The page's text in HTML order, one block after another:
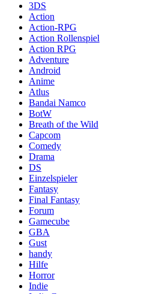
3DS
Action
Action-RPG
Action Rollenspiel
Action RPG
Adventure
Android
Anime
Atlus
Bandai Namco
BotW
Breath of the Wild
Capcom
Comedy
Drama
DS
Einzelspieler
Fantasy
Final Fantasy
Forum
Gamecube
GBA
Gust
handy
Hilfe
Horror
Indie